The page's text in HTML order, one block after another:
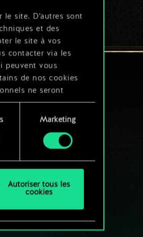
le site. D'autres sont
et des
le site à vos
contacter via les
peuvent vous
de nos cookies
ne seront
ci-dessous.
Marketing
Autoriser tous les
cookies